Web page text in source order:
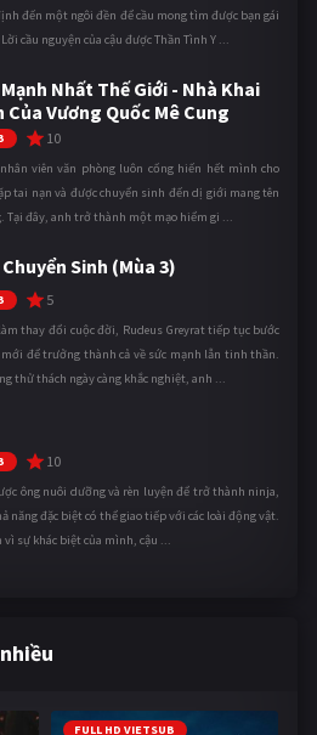
đến một ngôi đền để cầu mong tìm được bạn gái
cầu nguyện của cậu được Thần Tình Y ...
Nhất Thế Giới - Nhà Khai
Của Vương Quốc Mê Cung
10
viên văn phòng luôn cống hiến hết mình cho
tai nạn và được chuyển sinh đến dị giới mang tên
Tại đây, anh trở thành một mạo hiểm gi ...
Sinh (Mùa 3)
5
thay đổi cuộc đời, Rudeus Greyrat tiếp tục bước
để trưởng thành cả về sức mạnh lẫn tinh thần.
thử thách ngày càng khắc nghiệt, anh ...
10
ông nuôi dưỡng và rèn luyện để trở thành ninja,
năng đặc biệt có thể giao tiếp với các loài động vật.
sự khác biệt của mình, cậu ...
FULL HD VIETSUB